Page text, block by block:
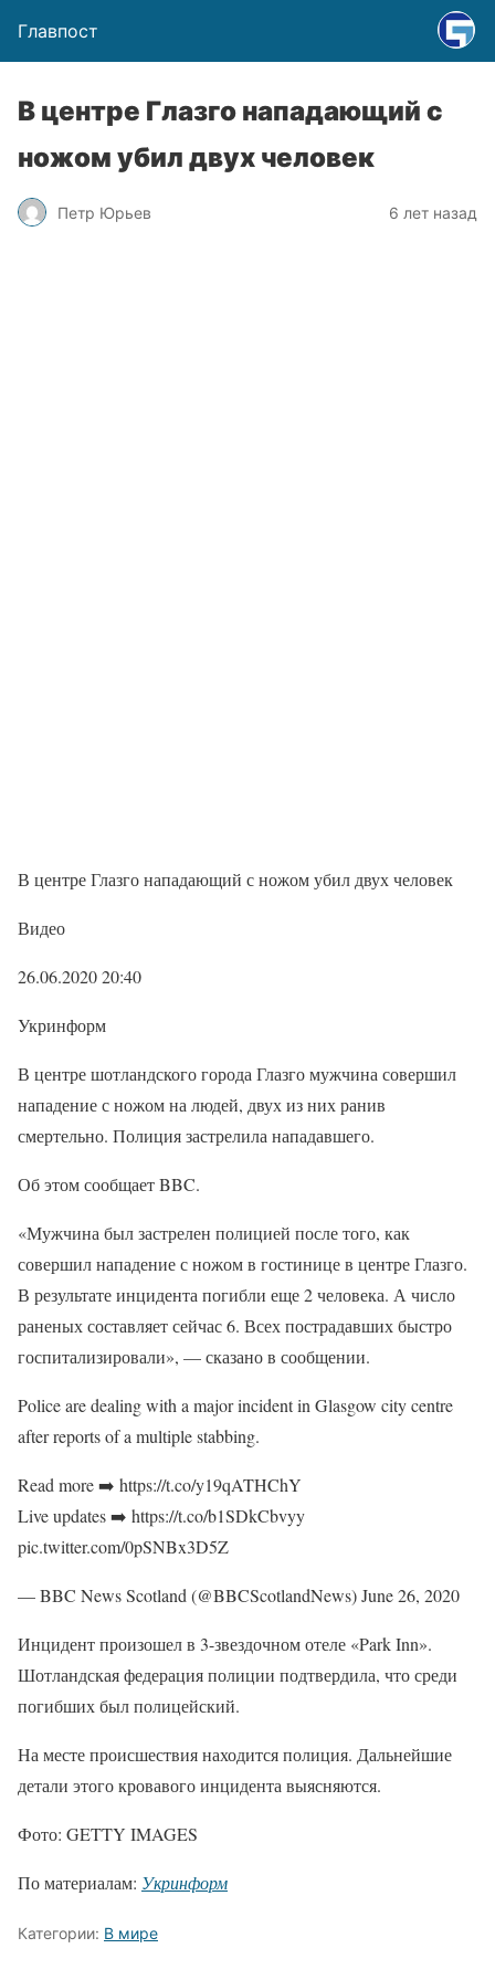
Главпост
В центре Глазго нападающий с
ножом убил двух человек
Петр Юрьев 6 лет назад
В центре Глазго нападающий с ножом убил двух человек
Видео
26.06.2020 20:40
Укринформ
В центре шотландского города Глазго мужчина совершил
нападение с ножом на людей, двух из них ранив
смертельно. Полиция застрелила нападавшего.
Об этом сообщает BBC.
«Мужчина был застрелен полицией после того, как
совершил нападение с ножом в гостинице в центре Глазго.
В результате инцидента погибли еще 2 человека. А число
раненых составляет сейчас 6. Всех пострадавших быстро
госпитализировали», — сказано в сообщении.
Police are dealing with a major incident in Glasgow city centre
after reports of a multiple stabbing.
Read more ➡️ https://t.co/y19qATHChY
Live updates ➡️ https://t.co/b1SDkCbvyy
pic.twitter.com/0pSNBx3D5Z
— BBC News Scotland (@BBCScotlandNews) June 26, 2020
Инцидент произошел в 3-звездочном отеле «Park Inn».
Шотландская федерация полиции подтвердила, что среди
погибших был полицейский.
На месте происшествия находится полиция. Дальнейшие
детали этого кровавого инцидента выясняются.
Фото: GETTY IMAGES
По материалам: Укринформ
Категории: В мире